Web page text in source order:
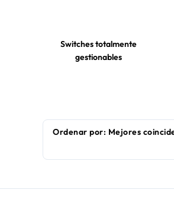
Switches totalmente
gestionables